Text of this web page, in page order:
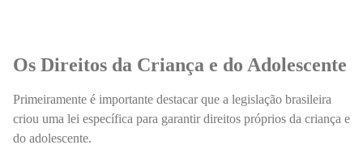
Os Direitos da Criança e do Adolescente
Primeiramente é importante destacar que a legislação brasileira
criou uma lei específica para garantir direitos próprios da criança e
do adolescente.